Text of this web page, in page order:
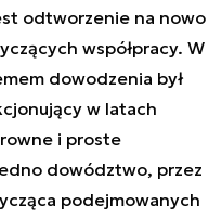
odtworzenie na nowo
współpracy. W
dowodzenia był
w latach
i proste
dowództwo, przez
podejmowanych